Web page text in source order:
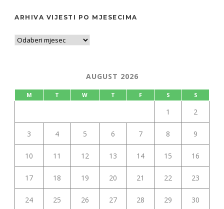
ARHIVA VIJESTI PO MJESECIMA
AUGUST 2026
M T W T F S S
1 2
3 4 5 6 7 8 9
10 11 12 13 14 15 16
17 18 19 20 21 22 23
24 25 26 27 28 29 30